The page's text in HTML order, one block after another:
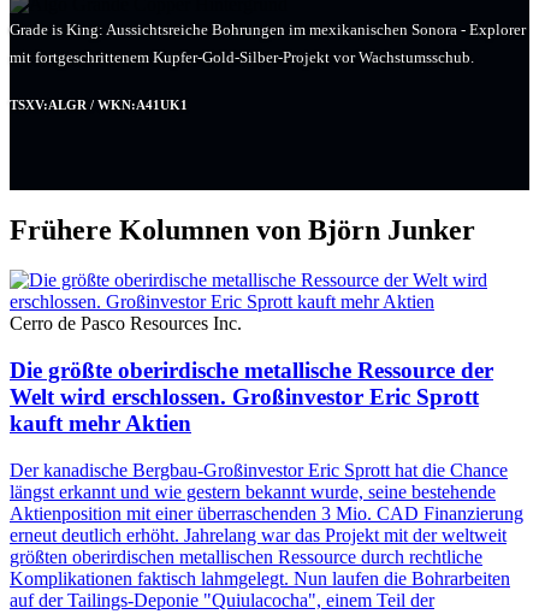
Grade is King: Aussichtsreiche Bohrungen im mexikanischen Sonora - Explorer
mit fortgeschrittenem Kupfer-Gold-Silber-Projekt vor Wachstumsschub.
TSXV:ALGR / WKN:A41UK1
Frühere Kolumnen von Björn Junker
Cerro de Pasco Resources Inc.
Die größte oberirdische metallische Ressource der
Welt wird erschlossen. Großinvestor Eric Sprott
kauft mehr Aktien
Der kanadische Bergbau-Großinvestor Eric Sprott hat die Chance
längst erkannt und wie gestern bekannt wurde, seine bestehende
Aktienposition mit einer überraschenden 3 Mio. CAD Finanzierung
erneut deutlich erhöht. Jahrelang war das Projekt mit der weltweit
größten oberirdischen metallischen Ressource durch rechtliche
Komplikationen faktisch lahmgelegt. Nun laufen die Bohrarbeiten
auf der Tailings-Deponie "Quiulacocha", einem Teil der